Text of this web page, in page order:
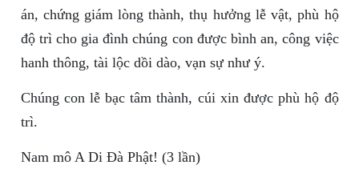
án, chứng giám lòng thành, thụ hưởng lễ vật, phù hộ
độ trì cho gia đình chúng con được bình an, công việc
hanh thông, tài lộc dồi dào, vạn sự như ý.
Chúng con lễ bạc tâm thành, cúi xin được phù hộ độ
trì.
Nam mô A Di Đà Phật! (3 lần)